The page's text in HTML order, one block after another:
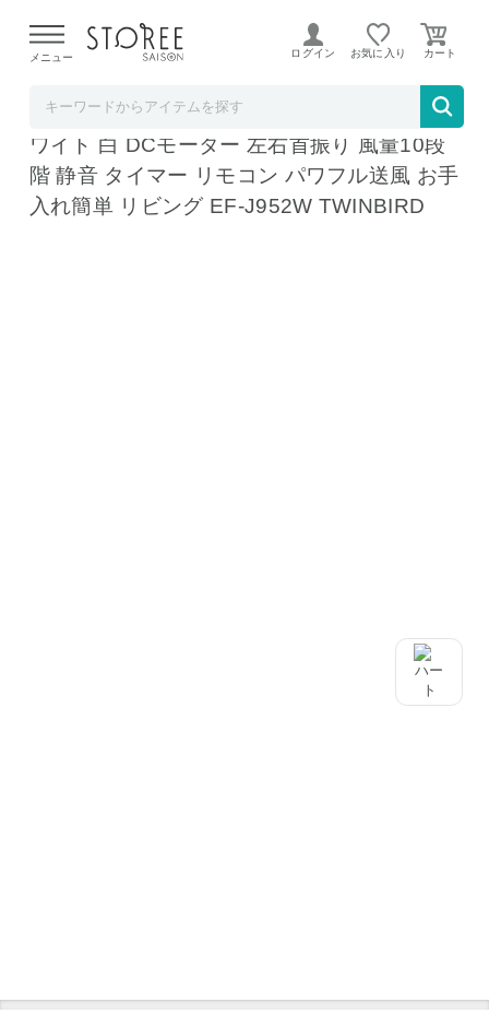
よる配送遅延が発生しております。
メニュー ログイン お気に入り
ツインバード 扇風機 サーキュレーション ホ
ワイト 白 DCモーター 左右首振り 風量10段
階 静音 タイマー リモコン パワフル送風 お手
入れ簡単 リビング EF-J952W TWINBIRD